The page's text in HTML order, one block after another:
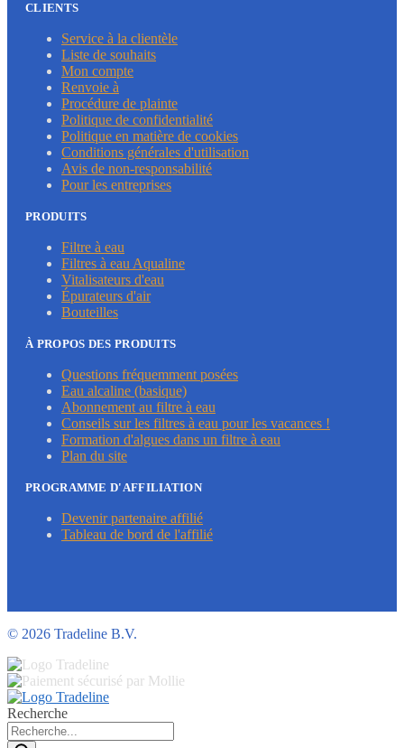
CLIENTS
Service à la clientèle
Liste de souhaits
Mon compte
Renvoie à
Procédure de plainte
Politique de confidentialité
Politique en matière de cookies
Conditions générales d'utilisation
Avis de non-responsabilité
Pour les entreprises
PRODUITS
Filtre à eau
Filtres à eau Aqualine
Vitalisateurs d'eau
Épurateurs d'air
Bouteilles
À PROPOS DES PRODUITS
Questions fréquemment posées
Eau alcaline (basique)
Abonnement au filtre à eau
Conseils sur les filtres à eau pour les vacances !
Formation d'algues dans un filtre à eau
Plan du site
PROGRAMME D'AFFILIATION
Devenir partenaire affilié
Tableau de bord de l'affilié
© 2026 Tradeline B.V.
Recherche